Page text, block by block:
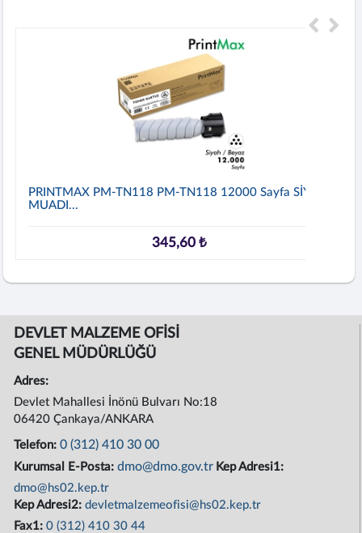
PRINTMAX PM-TN118 PM-TN118 12000 Sayfa SİYAH
MUADI...
345,60 ₺
DEVLET MALZEME OFİSİ
GENEL MÜDÜRLÜĞÜ
Adres:
Devlet Mahallesi İnönü Bulvarı No:18
06420 Çankaya/ANKARA
Telefon:0 (312) 410 30 00
Kurumsal E-Posta:dmo@dmo.gov.tr Kep Adresi1:
dmo@hs02.kep.tr
Kep Adresi2:devletmalzemeofisi@hs02.kep.tr
Fax1:0 (312) 410 30 44